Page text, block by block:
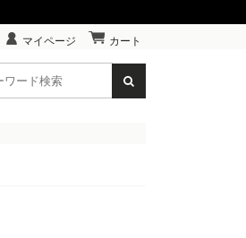
マイページ カート